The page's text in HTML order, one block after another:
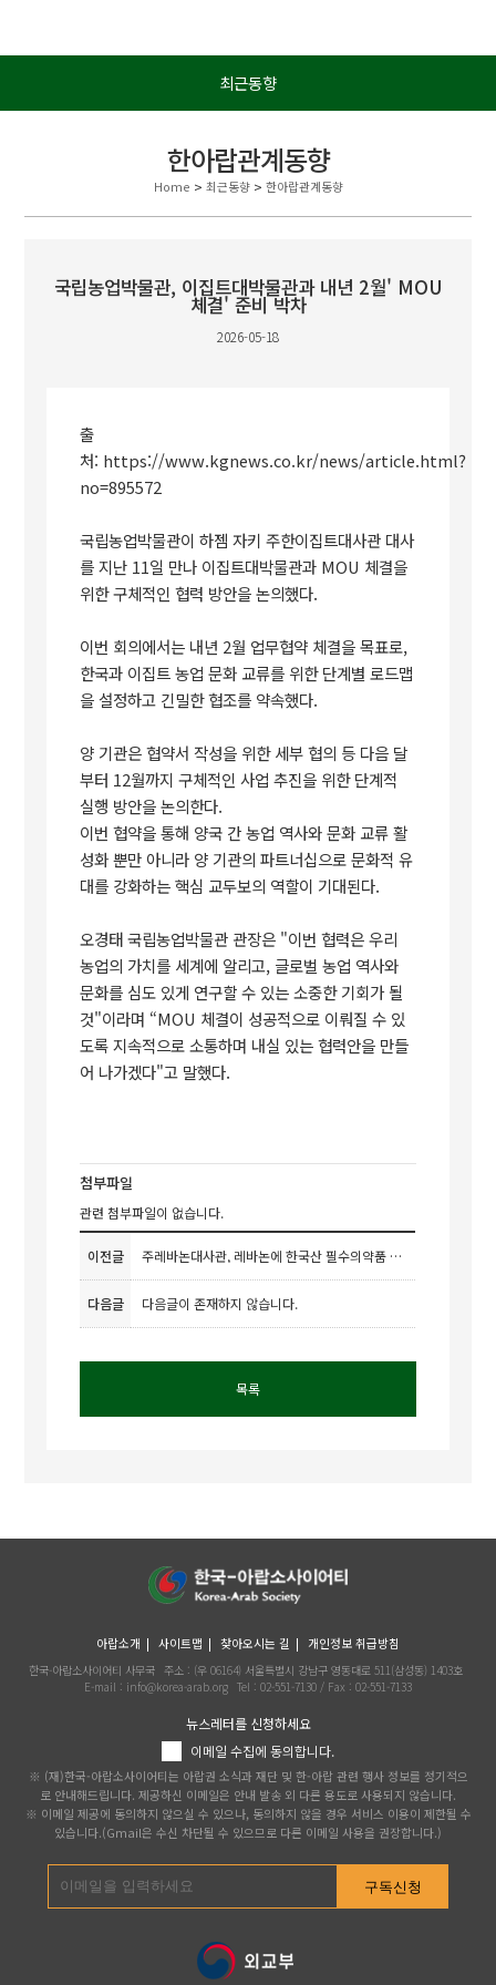
최근동향
한아랍관계동향
Home > 최근동향> 한아랍관계동향
국립농업박물관, 이집트대박물관과 내년 2월' MOU
체결' 준비 박차
2026-05-18
출
처: https://www.kgnews.co.kr/news/article.html?
no=895572
국립농업박물관이 하젬 자키 주한이집트대사관 대사
를 지난 11일 만나 이집트대박물관과 MOU 체결을
위한 구체적인 협력 방안을 논의했다.
이번 회의에서는 내년 2월 업무협약 체결을 목표로,
한국과 이집트 농업 문화 교류를 위한 단계별 로드맵
을 설정하고 긴밀한 협조를 약속했다.
양 기관은 협약서 작성을 위한 세부 협의 등 다음 달
부터 12월까지 구체적인 사업 추진을 위한 단계적
실행 방안을 논의한다.
이번 협약을 통해 양국 간 농업 역사와 문화 교류 활
성화 뿐만 아니라 양 기관의 파트너십으로 문화적 유
대를 강화하는 핵심 교두보의 역할이 기대된다.
오경태 국립농업박물관 관장은 "이번 협력은 우리
농업의 가치를 세계에 알리고, 글로벌 농업 역사와
문화를 심도 있게 연구할 수 있는 소중한 기회가 될
것"이라며 “MOU 체결이 성공적으로 이뤄질 수 있
도록 지속적으로 소통하며 내실 있는 협력안을 만들
어 나가겠다"고 말했다.
첨부파일
관련 첨부파일이 없습니다.
이전글 주레바논대사관, 레바논에 한국산 필수의약품 전달
다음글 다음글이 존재하지 않습니다.
목록
아랍소개 사이트맵 찾아오시는 길 개인정보 취급방침
한국-아랍소사이어티 사무국 주소 : (우 06164) 서울특별시 강남구 영동대로 511(삼성동) 1403호
E-mail : info@korea-arab.org Tel : 02-551-7130 / Fax : 02-551-7133
뉴스레터를 신청하세요
이메일 수집에 동의합니다.
※ (재)한국-아랍소사이어티는 아랍권 소식과 재단 및 한-아랍 관련 행사 정보를 정기적으
로 안내해드립니다. 제공하신 이메일은 안내 발송 외 다른 용도로 사용되지 않습니다.
※ 이메일 제공에 동의하지 않으실 수 있으나, 동의하지 않을 경우 서비스 이용이 제한될 수
있습니다.(Gmail은 수신 차단될 수 있으므로 다른 이메일 사용을 권장합니다.)
구독신청